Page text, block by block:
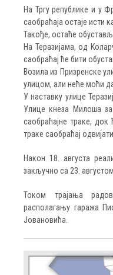
На Тргу републике и у
саобраћаја остаје исти
Такође, остаће
На Теразијама, од
саобраћај ће бити
Возила из Призренске
улицом, али неће моћи да
У наставку улице
Улице кнеза Милоша
саобраћајне траке, док
траке саобраћај
Након 18. августа
закључно са 23. августом.
Током трајања
располагању гаража
Јовановића.